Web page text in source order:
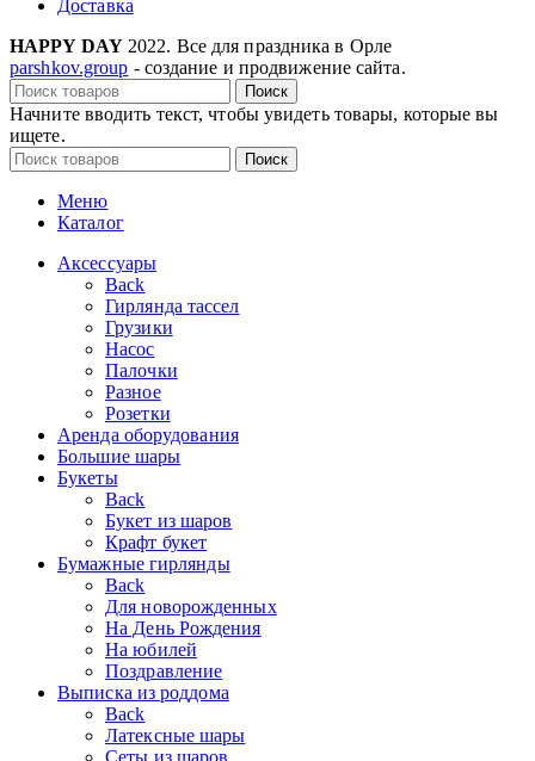
Доставка
HAPPY DAY 2022. Все для праздника в Орле
parshkov.group - создание и продвижение сайта.
Поиск
Начните вводить текст, чтобы увидеть товары, которые вы
ищете.
Поиск
Меню
Каталог
Аксессуары
Back
Гирлянда тассел
Грузики
Насос
Палочки
Разное
Розетки
Аренда оборудования
Большие шары
Букеты
Back
Букет из шаров
Крафт букет
Бумажные гирлянды
Back
Для новорожденных
На День Рождения
На юбилей
Поздравление
Выписка из роддома
Back
Латексные шары
Сеты из шаров